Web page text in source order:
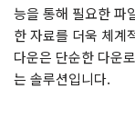
능을 통해 필요한 파
한 자료를 더욱 체계
다운은 단순한 다운
는 솔루션입니다.